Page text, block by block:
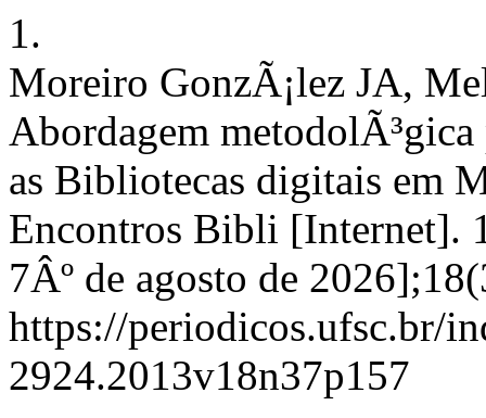
1.
Moreiro GonzÃ¡lez JA,
Abordagem
as Bibliotecas digitais em
Encontros Bibli [Internet].
7Âº de agosto de
https://periodicos.ufsc.br/
2924.2013v18n37p157